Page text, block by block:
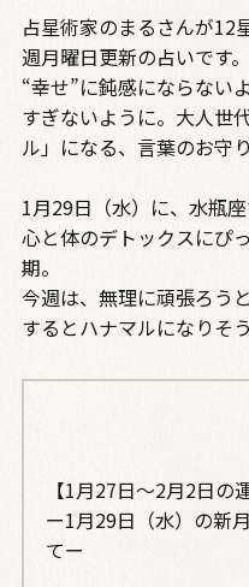
占星術家のまるさんが12
週月曜日更新の占いです。
“幸せ”に鈍感にならない
すぎないように。大人世
ル」になる、言葉のお守
1月29日（水）に、水瓶座
心と体のデトックスにぴ
期。
今週は、無理に頑張ろう
するとハナマルになりそ
【1月27日～2月2日
ー1月29日（水）の新
てー